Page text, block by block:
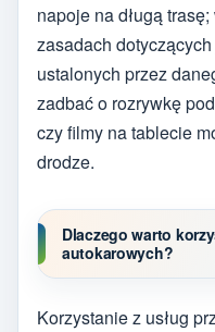
napoje na długą
zasadach
ustalonych przez
zadbać o rozrywkę
czy filmy na tablecie
drodze.
Dlaczego warto
autokarowych?
Korzystanie z usług